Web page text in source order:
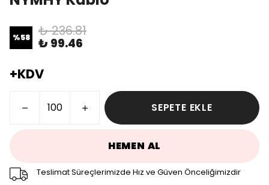
%58 ₺ 236.81
₺ 99.46
+KDV
SEPETE EKLE
HEMEN AL
Teslimat Süreçlerimizde Hız ve Güven Önceliğimizdir